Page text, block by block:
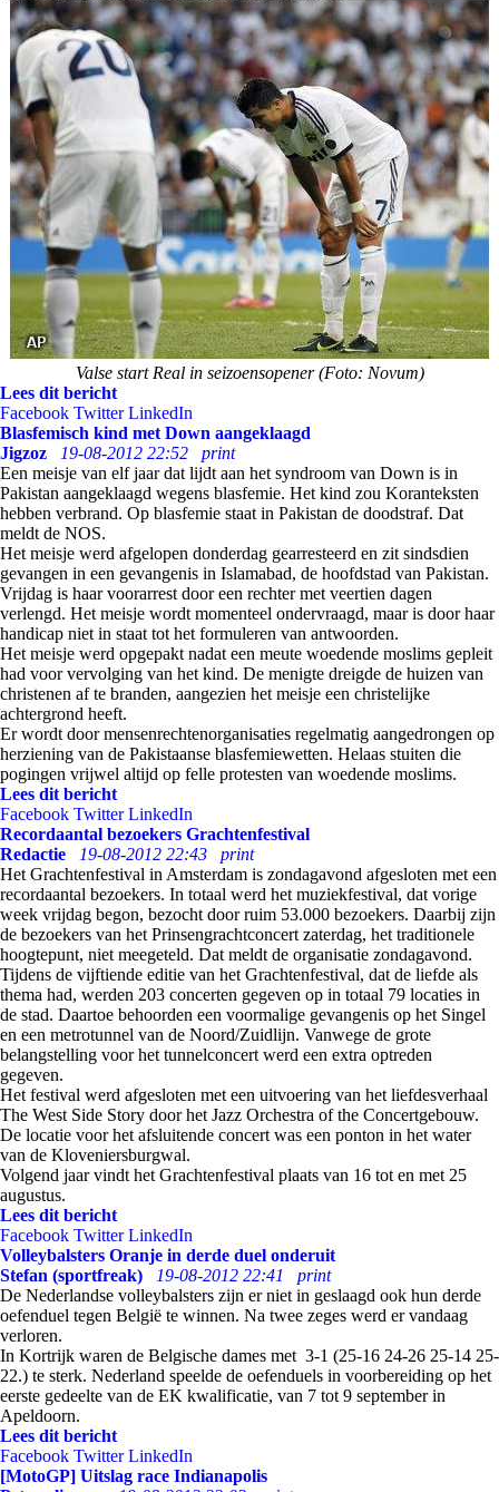
Valse start Real in seizoensopener (Foto: Novum)
Lees dit bericht
Facebook Twitter LinkedIn
Blasfemisch kind met Down aangeklaagd
Jigzoz
19-08-2012 22:52
print
Een meisje van elf jaar dat lijdt aan het syndroom van Down is in
Pakistan aangeklaagd wegens blasfemie. Het kind zou Koranteksten
hebben verbrand. Op blasfemie staat in Pakistan de doodstraf. Dat
meldt de NOS.
Het meisje werd afgelopen donderdag gearresteerd en zit sindsdien
gevangen in een gevangenis in Islamabad, de hoofdstad van Pakistan.
Vrijdag is haar voorarrest door een rechter met veertien dagen
verlengd. Het meisje wordt momenteel ondervraagd, maar is door haar
handicap niet in staat tot het formuleren van antwoorden.
Het meisje werd opgepakt nadat een meute woedende moslims gepleit
had voor vervolging van het kind. De menigte dreigde de huizen van
christenen af te branden, aangezien het meisje een christelijke
achtergrond heeft.
Er wordt door mensenrechtenorganisaties regelmatig aangedrongen op
herziening van de Pakistaanse blasfemiewetten. Helaas stuiten die
pogingen vrijwel altijd op felle protesten van woedende moslims.
Lees dit bericht
Facebook Twitter LinkedIn
Recordaantal bezoekers Grachtenfestival
Redactie
19-08-2012 22:43
print
Het Grachtenfestival in Amsterdam is zondagavond afgesloten met een
recordaantal bezoekers. In totaal werd het muziekfestival, dat vorige
week vrijdag begon, bezocht door ruim 53.000 bezoekers. Daarbij zijn
de bezoekers van het Prinsengrachtconcert zaterdag, het traditionele
hoogtepunt, niet meegeteld. Dat meldt de organisatie zondagavond.
Tijdens de vijftiende editie van het Grachtenfestival, dat de liefde als
thema had, werden 203 concerten gegeven op in totaal 79 locaties in
de stad. Daartoe behoorden een voormalige gevangenis op het Singel
en een metrotunnel van de Noord/Zuidlijn. Vanwege de grote
belangstelling voor het tunnelconcert werd een extra optreden
gegeven.
Het festival werd afgesloten met een uitvoering van het liefdesverhaal
The West Side Story door het Jazz Orchestra of the Concertgebouw.
De locatie voor het afsluitende concert was een ponton in het water
van de Kloveniersburgwal.
Volgend jaar vindt het Grachtenfestival plaats van 16 tot en met 25
augustus.
Lees dit bericht
Facebook Twitter LinkedIn
Volleybalsters Oranje in derde duel onderuit
Stefan (sportfreak)
19-08-2012 22:41
print
De Nederlandse volleybalsters zijn er niet in geslaagd ook hun derde
oefenduel tegen België te winnen. Na twee zeges werd er vandaag
verloren.
In Kortrijk waren de Belgische dames met 3-1 (25-16 24-26 25-14 25-
22.) te sterk. Nederland speelde de oefenduels in voorbereiding op het
eerste gedeelte van de EK kwalificatie, van 7 tot 9 september in
Apeldoorn.
Lees dit bericht
Facebook Twitter LinkedIn
[MotoGP] Uitslag race Indianapolis